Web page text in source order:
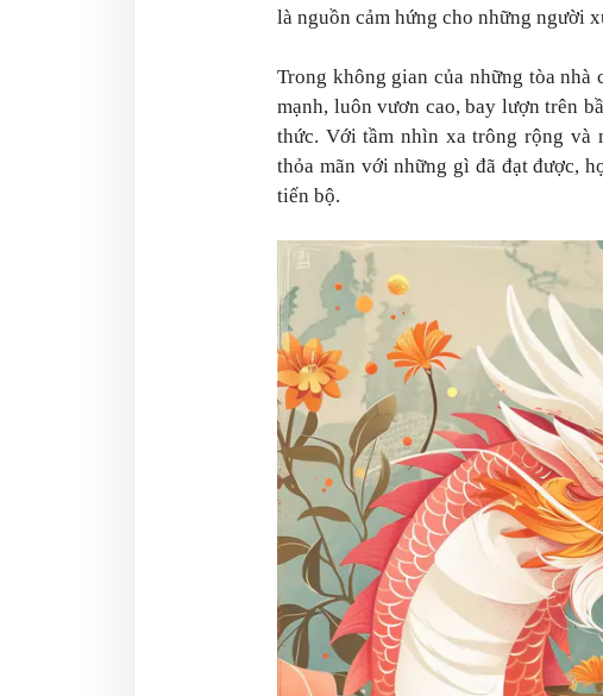
là nguồn cảm hứng cho những người
Trong không gian của những tòa
mạnh, luôn vươn cao, bay lượn trên
thức. Với tầm nhìn xa trông rộng và
thỏa mãn với những gì đã đạt được,
tiến bộ.